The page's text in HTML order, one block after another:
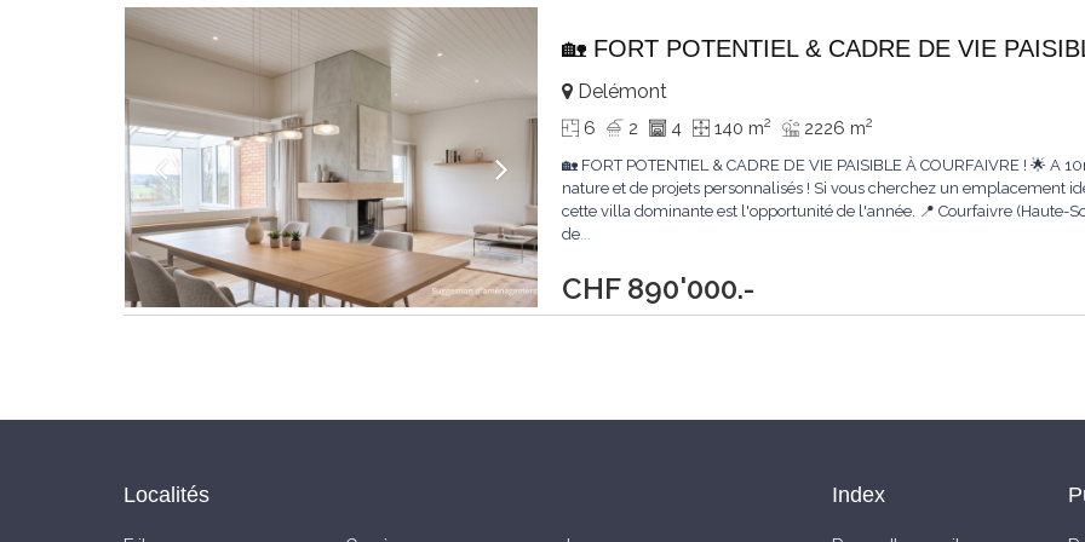
🏡 FORT POTENTIEL & CADRE DE VIE
CHF 890'000.-
Delémont
6 2 4 140 m2 2226 m2
🏡 FORT POTENTIEL & CADRE DE VIE PAISIBLE À COURFAIVRE ! 🌟
nature et de projets personnalisés ! Si vous cherchez un emplacement
cette villa dominante est l'opportunité de l'année. 📍 Courfaivre (Haute-
de...
Localités Index